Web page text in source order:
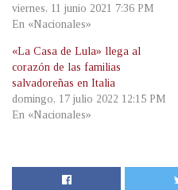
viernes, 11 junio 2021 7:36 PM
En «Nacionales»
«La Casa de Lula» llega al
corazón de las familias
salvadoreñas en Italia
domingo, 17 julio 2022 12:15 PM
En «Nacionales»